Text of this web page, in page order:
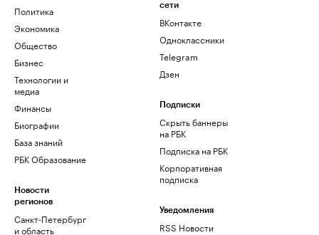
Политика
Экономика
Общество
Бизнес
Технологии и
медиа
Финансы
Биографии
База знаний
РБК Образование
Новости
регионов
Санкт-Петербург
и область
сети
ВКонтакте
Одноклассники
Telegram
Дзен
Подписки
Скрыть баннеры
на РБК
Подписка на РБК
Корпоративная
подписка
Уведомления
RSS Новости